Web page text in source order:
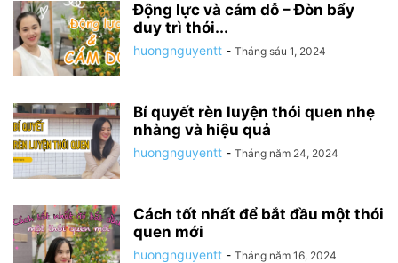
Động lực và cám dỗ – Đòn bẩy
duy trì thói...
huongnguyentt - Tháng sáu 1, 2024
Bí quyết rèn luyện thói quen nhẹ
nhàng và hiệu quả
huongnguyentt - Tháng năm 24, 2024
Cách tốt nhất để bắt đầu một thói
quen mới
huongnguyentt - Tháng năm 16, 2024